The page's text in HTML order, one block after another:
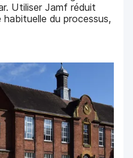
Utiliser Jamf réduit
du processus,